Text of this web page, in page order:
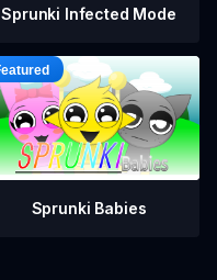
Sprunki Infected Mode
Sprunki Babies